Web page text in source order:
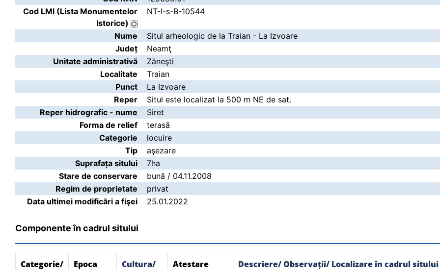
Cod LMI (Lista Monumentelor
Istorice)
NT-I-s-B-10544
Nume
Situl arheologic de la Traian - La Izvoare
Județ
Neamţ
Unitate administrativă
Zăneşti
Localitate
Traian
Punct
La Izvoare
Reper
Situl este localizat la 500 m NE de sat.
Reper hidrografic - nume
Siret
Forma de relief
terasă
Categorie
locuire
Tip
aşezare
Suprafața sitului
7ha
Stare de conservare
bună / 04.11.2008
Regim de proprietate
privat
Data ultimei modificări a fişei
25.01.2022
Componente în cadrul sitului
Categorie/
Epoca
Cultura/
Atestare
Descriere/ Observații/ Localizare în cadrul sitului